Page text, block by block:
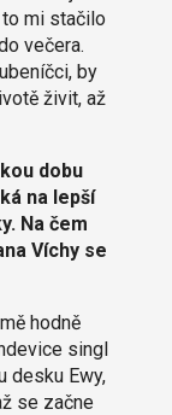
mi stačilo
večera.
by
živit, až
dobu
na lepší
Na čem
Víchy se
hodně
singl
desku Ewy,
se začne